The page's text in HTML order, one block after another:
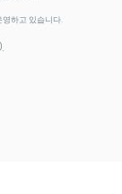
하고 있습니다.